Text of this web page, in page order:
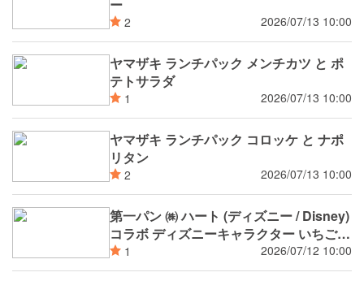
ー
2 2026/07/13 10:00
ヤマザキ ランチパック メンチカツ と ポ
テトサラダ
1 2026/07/13 10:00
ヤマザキ ランチパック コロッケ と ナポ
リタン
2 2026/07/13 10:00
第一パン ㈱ ハート (ディズニー / Disney)
コラボ ディズニーキャラクター いちごジ
ャム＆クリームパン
1 2026/07/12 10:00